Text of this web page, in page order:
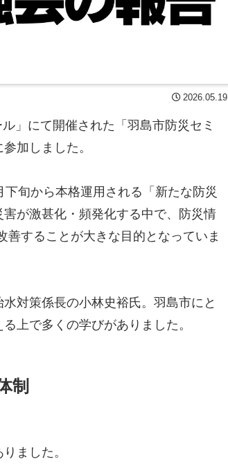
2026.05.19
」にて開催された「羽島市防災セミ
加しました。
旬から本格運用される「新たな防災
が激甚化・頻発化する中で、防災情
善することが大きな目的となっていま
対策係長の小林史裕氏。羽島市にと
上で多くの学びがありました。
制
ました。